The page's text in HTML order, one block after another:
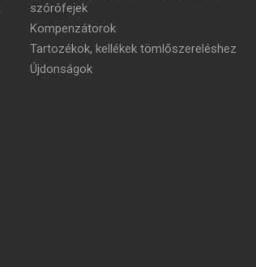
szórófejek
Kompenzátorok
Tartozékok, kellékek tömlőszereléshez
Újdonságok